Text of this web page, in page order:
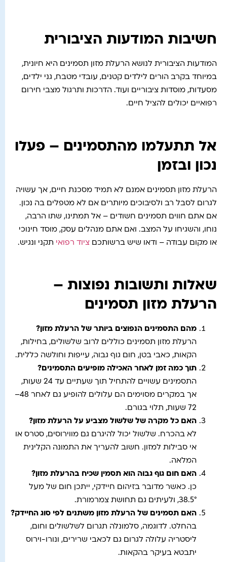
חשיבות המודעות הציבורית
המודעות הציבורית לנושא הרעלת מזון תסמינים היא חיונית,
במיוחד בקרב הורים לילדים קטנים, עובדי מטבח, גני ילדים,
מסעדות, מוסדות ציבוריים ועוד. הדרכות ותרגול מצבי חירום
רפואיים יכולים להציל חיים.
אל תתעלמו מהתסמינים – פעלו
נכון ובזמן
הרעלת מזון תסמינים אמנם לא תמיד מסכנת חיים, אך עשויה
לגרום לסבל רב ולסיבוכים מיותרים אם לא מטפלים בה נכון.
אם אתם חווים תסמינים חשודים – אל תמתינו, שתו הרבה,
נוחו, והשגיחו על המצב. ואם אתם מנהלים עסק, מוסד חינוכי
או מקום עבודה – ודאו שיש ברשותכם ציוד רפואי תקני ונגיש.
שאלות ותשובות נפוצות –
הרעלת מזון תסמינים
מהם התסמינים הנפוצים ביותר של הרעלת מזון ?
הרעלת מזון תסמינים כוללים לרוב שלשולים, בחילות,
הקאות, כאבי בטן, חום גוף גבוה, עייפות וחולשה כללית.
תוך כמה זמן לאחר האכילה מופיעים התסמינים?
התסמינים עשויים להתחיל תוך שעתיים עד 24 שעות,
אך במקרים מסוימים הם עלולים להופיע גם לאחר 48–
72 שעות, תלוי בגורם.
האם כל מקרה של שלשול מצביע על הרעלת מזון ?
לא בהכרח. שלשול יכול להיגרם גם מווירוסים, סטרס או
אי סבילות למזון. חשוב להעריך את התמונה הקלינית
המלאה.
האם חום גוף גבוה הוא תסמין שכיח בהרעלת מזון ?
כן. כאשר מדובר בזיהום חיידקי, ייתכן חום של מעל
38.5°, ולעיתים גם תחושת צמרמורת.
האם תסמינים של הרעלת מזון משתנים לפי סוג החיידק?
בהחלט. לדוגמה, סלמונלה תגרום לשלשולים וחום,
ליסטריה עלולה לגרום גם לכאבי שרירים, ונורו-וירוס
יתבטא בעיקר בהקאות.